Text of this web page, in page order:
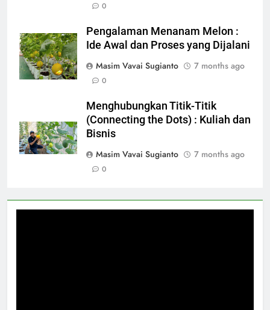
0
Pengalaman Menanam Melon :
Ide Awal dan Proses yang Dijalani
Masim Vavai Sugianto
7 months ago
0
Menghubungkan Titik-Titik
(Connecting the Dots) : Kuliah dan
Bisnis
Masim Vavai Sugianto
7 months ago
0